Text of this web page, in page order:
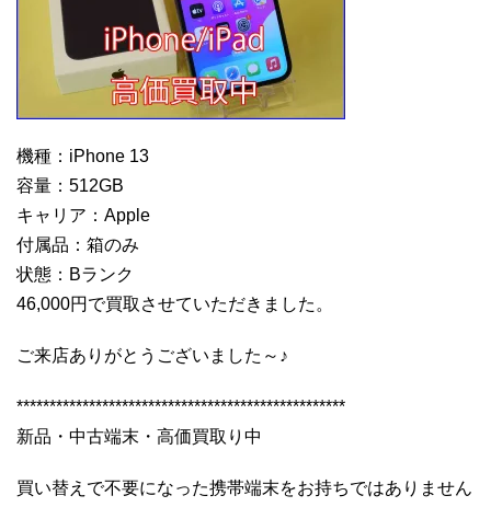
機種：iPhone 13
容量：512GB
キャリア：Apple
付属品：箱のみ
状態：Bランク
46,000円で買取させていただきました。
ご来店ありがとうございました～♪
**************************************************
新品・中古端末・高価買取り中
買い替えで不要になった携帯端末をお持ちではありません